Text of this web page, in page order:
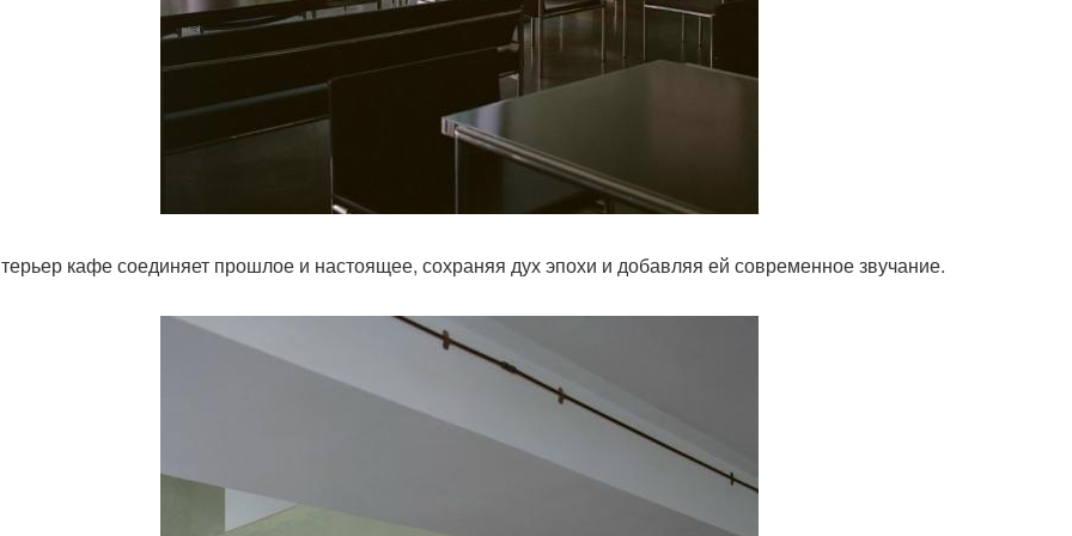
кафе соединяет прошлое и настоящее, сохраняя дух эпохи и добавляя ей современное звучание.